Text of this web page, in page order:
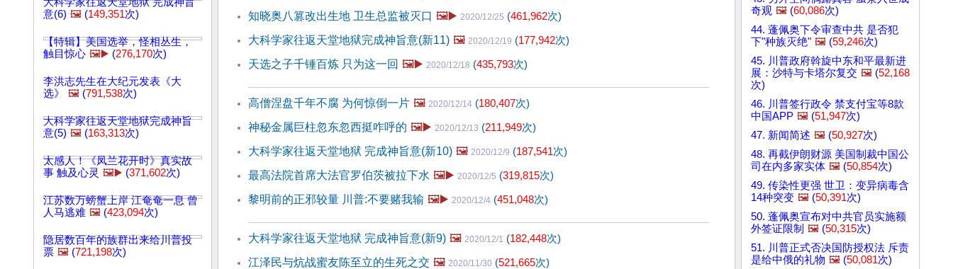
意(6) 🖼️ (149,351次)
【特辑】美国选举，怪相丛生，
触目惊心 🖼️▶️ (276,170次)
李洪志先生在大纪元发表《大
选》
🖼️ (791,538次)
大科学家往返天堂地狱完成神旨
意(5) 🖼️ (163,313次)
太感人！《凤兰花开时》真实故
事 触及心灵 🖼️▶️ (371,602次)
江苏数万螃蟹上岸 江奄奄一息 曾
人马逃难 🖼️ (423,094次)
隐居数百年的族群出来给川普投
票 🖼️ (721,198次)
知晓奥八篡改出生地 卫生总监被灭口 🖼️▶️ 2020/12/25 (461,962次)
大科学家往返天堂地狱完成神旨意(新11) 🖼️ 2020/12/19 (177,942次)
天选之子千锤百炼 只为这一回 🖼️▶️ 2020/12/18 (435,793次)
高僧涅盘千年不腐 为何惊倒一片 🖼️ 2020/12/14 (180,407次)
神秘金属巨柱忽东忽西挺咋呼的 🖼️▶️ 2020/12/13 (211,949次)
大科学家往返天堂地狱 完成神旨意(新10) 🖼️ 2020/12/9 (187,541次)
最高法院首席大法官罗伯茨被拉下水 🖼️▶️ 2020/12/5 (319,815次)
黎明前的正邪较量 川普:不要赌我输 🖼️▶️ 2020/12/4 (451,048次)
大科学家往返天堂地狱 完成神旨意(新9) 🖼️ 2020/12/1 (182,448次)
江泽民与炕战蜜友陈至立的生死之交 🖼️ 2020/11/30 (521,665次)
奇观 🖼️ (60,086次)
44. 蓬佩奥下令审查中共 是否犯
下"种族灭绝" 🖼️ (59,246次)
45. 川普政府斡旋中东和平最新进
展：沙特与卡塔尔复交 🖼️ (52,168
次)
46. 川普签行政令 禁支付宝等8款
中国APP 🖼️ (51,947次)
47. 新闻简述 🖼️ (50,927次)
48. 再截伊朗财源 美国制裁中国公
司在内多家实体 🖼️ (50,854次)
49. 传染性更强 世卫：变异病毒含
14种突变 🖼️ (50,391次)
50. 蓬佩奥宣布对中共官员实施额
外签证限制 🖼️ (50,315次)
51. 川普正式否决国防授权法 斥责
是给中俄的礼物 🖼️ (50,081次)